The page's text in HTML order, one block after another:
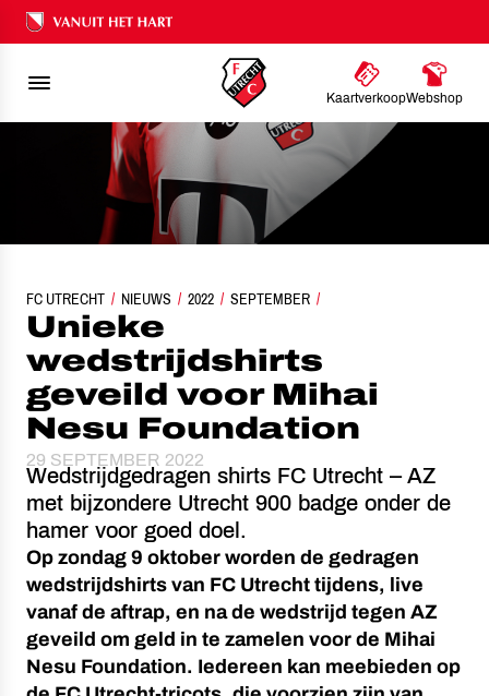
Ons nalatenschap
KaartverkoopWebshop
FC UTRECHT NIEUWS 2022 SEPTEMBER
UNIEKE WEDSTRIJDSHIRTS GEVEILD VOOR MIHAI NESU
Unieke
wedstrijdshirts
geveild voor Mihai
Nesu Foundation
29 SEPTEMBER 2022
Wedstrijdgedragen shirts FC Utrecht – AZ
met bijzondere Utrecht 900 badge onder de
hamer voor goed doel.
Op zondag 9 oktober worden de gedragen
wedstrijdshirts van FC Utrecht tijdens, live
vanaf de aftrap, en na de wedstrijd tegen AZ
geveild om geld in te zamelen voor de Mihai
Nesu Foundation. Iedereen kan meebieden op